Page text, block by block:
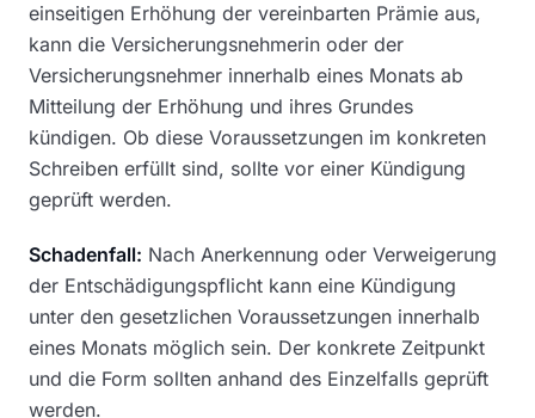
einseitigen Erhöhung der vereinbarten Prämie aus,
kann die Versicherungsnehmerin oder der
Versicherungsnehmer innerhalb eines Monats ab
Mitteilung der Erhöhung und ihres Grundes
kündigen. Ob diese Voraussetzungen im konkreten
Schreiben erfüllt sind, sollte vor einer Kündigung
geprüft werden.
Schadenfall: Nach Anerkennung oder Verweigerung
der Entschädigungspflicht kann eine Kündigung
unter den gesetzlichen Voraussetzungen innerhalb
eines Monats möglich sein. Der konkrete Zeitpunkt
und die Form sollten anhand des Einzelfalls geprüft
werden.